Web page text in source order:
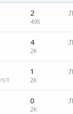
2
495
4
2K
1
2K דפי64 האחד הזה הוא בשבילך
0
2K